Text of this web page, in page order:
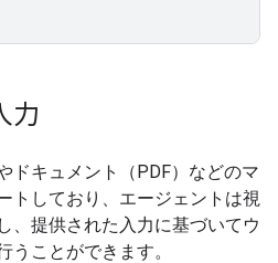
力
ドキュメント（PDF）などのマ
トしており、エージェントは視
、提供された入力に基づいてウ
うことができます。